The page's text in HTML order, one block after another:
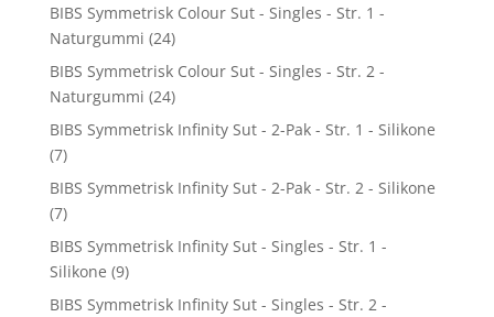
BIBS Symmetrisk Colour Sut - Singles - Str. 1 -
Naturgummi (24)
BIBS Symmetrisk Colour Sut - Singles - Str. 2 -
Naturgummi (24)
BIBS Symmetrisk Infinity Sut - 2-Pak - Str. 1 - Silikone
(7)
BIBS Symmetrisk Infinity Sut - 2-Pak - Str. 2 - Silikone
(7)
BIBS Symmetrisk Infinity Sut - Singles - Str. 1 -
Silikone (9)
BIBS Symmetrisk Infinity Sut - Singles - Str. 2 -